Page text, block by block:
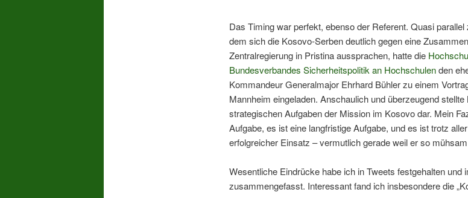
Das Timing war perfekt, ebenso der Referent. Quasi parallel
dem sich die Kosovo-Serben deutlich gegen eine
Zentralregierung in Pristina aussprachen, hatte die
Bundesverbandes Sicherheitspolitik an Hochschulenden
Kommandeur Generalmajor Ehrhard Bühler zu einem
Mannheim eingeladen. Anschaulich und überzeugend
strategischen Aufgaben der Mission im Kosovo dar. Mein
Aufgabe, es ist eine langfristige Aufgabe, und es ist trotz
erfolgreicher Einsatz – vermutlich gerade weil er so
Wesentliche Eindrücke habe ich in Tweets festgehalten und
zusammengefasst. Interessant fand ich insbesondere die